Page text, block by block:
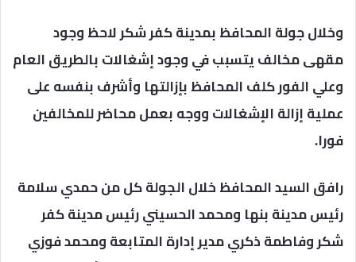
وخلال جولة المحافظ بمدينة كفر شكر لاحظ وجود
مقهى مخالف يتسبب في وجود إشغالات بالطريق العام
وعلي الفور كلف المحافظ بإزالتها وأشرف بنفسه على
عملية إزالة الإشغالات ووجه بعمل محاضر للمخالفين
فورا.
رافق السيد المحافظ خلال الجولة كل من حمدي سلامة
رئيس مدينة بنها ومحمد الحسيني رئيس مدينة كفر
شكر وفاطمة ذكري مدير إدارة المتابعة ومحمد فوزي